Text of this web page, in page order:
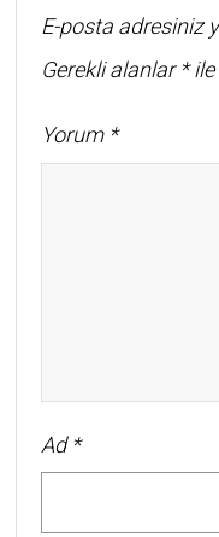
E-posta adresiniz
Gerekli alanlar *ile
Yorum *
Ad *